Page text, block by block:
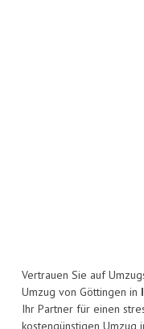
Vertrauen Sie auf
Umzug von Göttingen in
Ihr Partner für einen
kostengünstigen Umzug